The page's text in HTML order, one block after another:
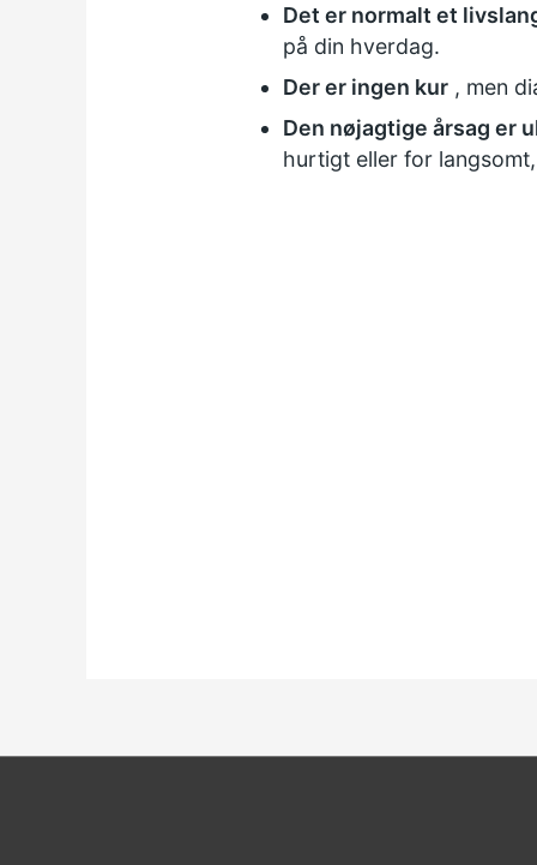
Det er normalt et
på din hverdag.
Der er ingen kur , men
Den nøjagtige årsag er
hurtigt eller for